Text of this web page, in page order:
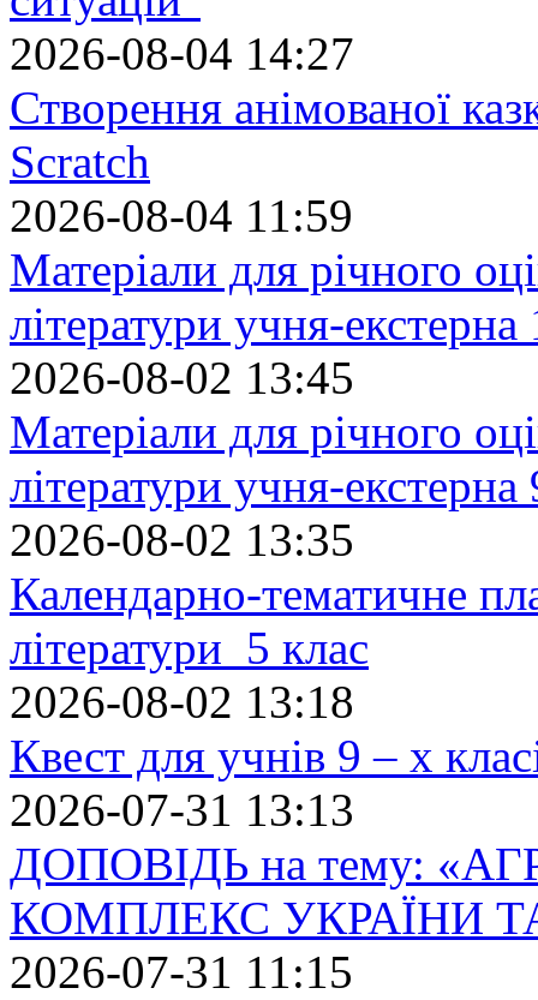
2026-08-04 14:27
Створення анімованої
Scratch
2026-08-04 11:59
Матеріали для річного
літератури учня-екстерна
2026-08-02 13:45
Матеріали для річного
літератури учня-екстерна
2026-08-02 13:35
Календарно-тематичне
літератури 5 клас
2026-08-02 13:18
Квест для учнів 9 – х
2026-07-31 13:13
ДОПОВІДЬ на тему:
КОМПЛЕКС УКРАЇНИ
2026-07-31 11:15